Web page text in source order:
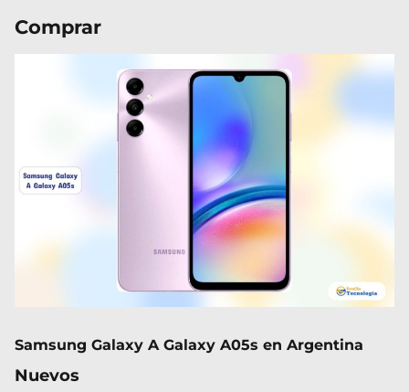
Comprar
Samsung Galaxy A Galaxy A05s en Argentina
Nuevos